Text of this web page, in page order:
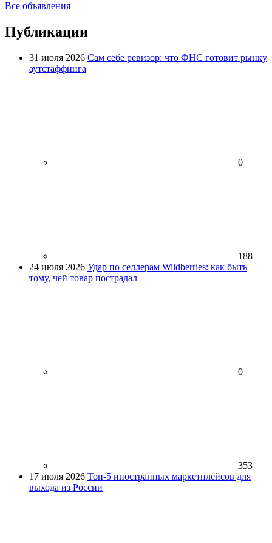
Все объявления
Публикации
31 июля 2026 Сам себе ревизор: что ФНС готовит рынку
аутстаффинга
0
188
24 июля 2026 Удар по селлерам Wildberries: как быть
тому, чей товар пострадал
0
353
17 июля 2026 Топ-5 иностранных маркетплейсов для
выхода из России